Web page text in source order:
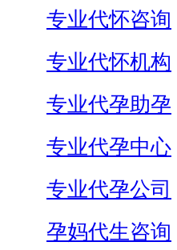
专业代怀咨询
专业代怀机构
专业代孕助孕
专业代孕中心
专业代孕公司
孕妈代生咨询